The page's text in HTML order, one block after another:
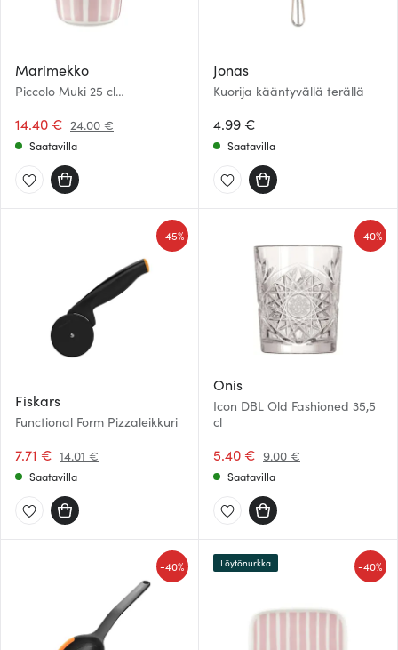
Marimekko
Piccolo Muki 25 cl
14.40 € 24.00 €
Saatavilla
Jonas
Kuorija kääntyvällä terällä
4.99 €
Saatavilla
Fiskars
Functional Form Pizzaleikkuri
7.71 € 14.01 €
-45%
Saatavilla
Onis
Icon DBL Old Fashioned 35,5
cl
5.40 € 9.00 €
-40%
Saatavilla
-40% -40%
Löytönurkka